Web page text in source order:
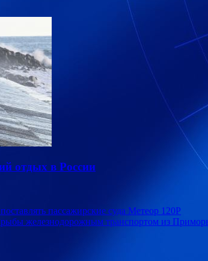
отдых в России
пассажирские суда Метеор 120Р
железнодорожным транспортом из